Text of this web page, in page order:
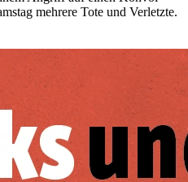
mehrere Tote und Verletzte.